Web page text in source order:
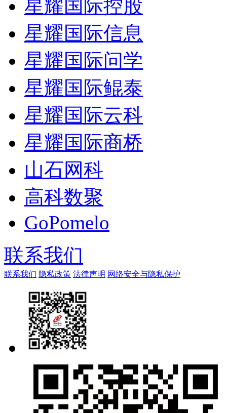
星耀国际控股
星耀国际信息
星耀国际问学
星耀国际鲲泰
星耀国际云科
星耀国际商桥
山石网科
高科数聚
GoPomelo
联系我们
联系我们 隐私政策 法律声明 网络安全与隐私保护